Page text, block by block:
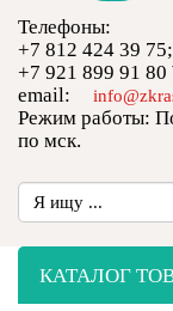
Телефоны:
+7 812 424 39 75;
+7 921 899 91
email:
Режим работы:
по мск.
КАТАЛОГ